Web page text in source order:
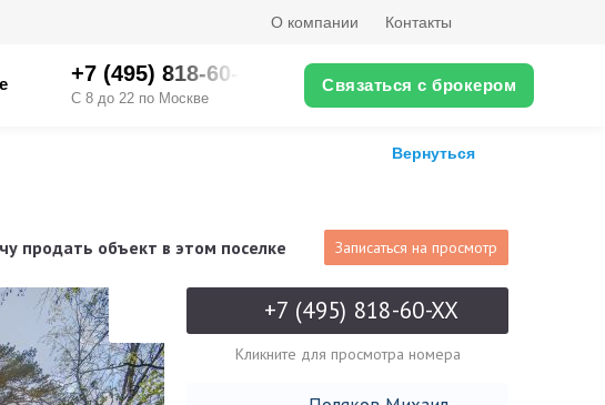
О компании Контакты
+7 (495) 818-60-XX
С 8 до 22 по Москве
Связаться с брокером
Вернуться
продать объект в этом поселке Записаться на просмотр
+7 (495) 818-60-XX
Кликните для просмотра номера